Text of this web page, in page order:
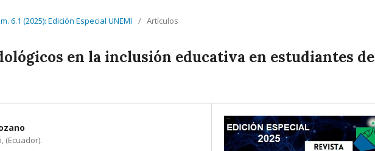
6.1 (2025): Edición Especial UNEMI / Artículos
en la inclusión educativa en estudiantes de
(Ecuador).